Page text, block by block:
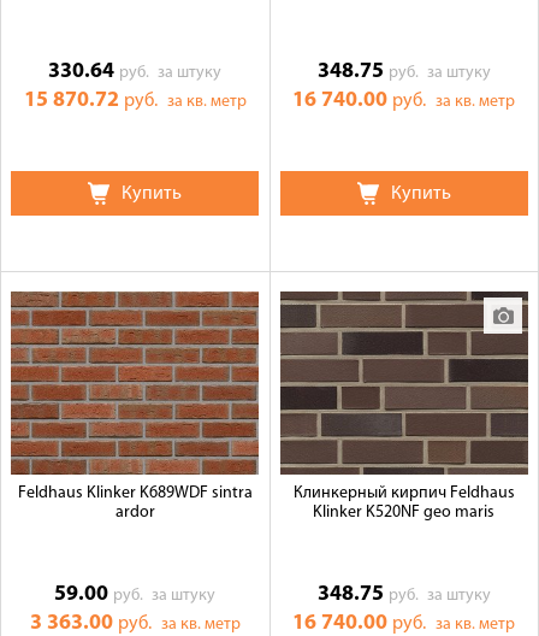
330.64 руб.за штуку
15 870.72 руб. за кв. метр
Купить
348.75 руб. за штуку
16 740.00 руб.за кв. метр
Купить
Feldhaus Klinker K689WDF sintra
ardor
59.00 руб.за штуку
3 363.00 руб. за кв. метр
Клинкерный кирпич Feldhaus
Klinker K520NF geo maris
348.75 руб. за штуку
16 740.00 руб.за кв. метр